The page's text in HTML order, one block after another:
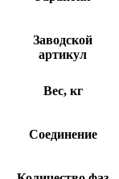
Заводской
артикул
Вес, кг
Соединение